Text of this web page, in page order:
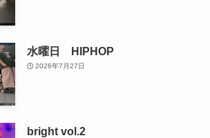
水曜日 HIPHOP
2026年7月27日
bright vol.2